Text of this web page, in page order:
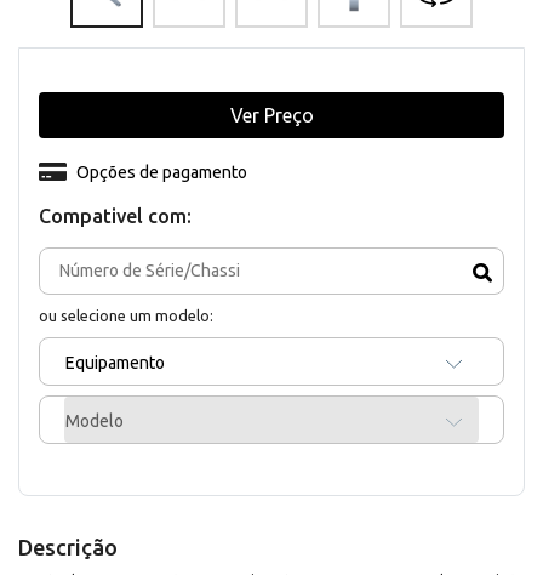
Compativel com:
ou selecione um modelo:
Equipamento
Modelo
Opções de pagamento
Ver Preço
Descrição